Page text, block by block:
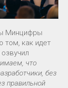
Минцифры
том, как идет
что
без
правильной